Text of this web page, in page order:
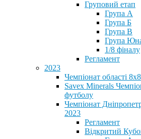
Груповий етап
Група А
Група Б
Група В
Група
1/8 фіналу
Регламент
2023
Чемпіонат області 8х8
Savex Minerals
футболу
Чемпіонат
2023
Регламент
Відкритий